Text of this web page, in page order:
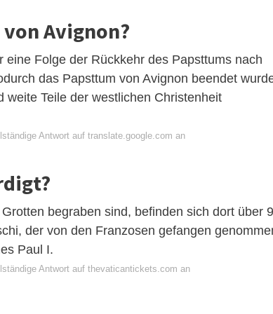
Avignon?
Folge der Rückkehr des Papsttums nach
das Papsttum von Avignon beendet
Teile der westlichen Christenheit
Antwort auf translate.google.com an
begraben sind, befinden sich dort über
der von den Franzosen gefangen
Paul I.
Antwort auf thevaticantickets.com an